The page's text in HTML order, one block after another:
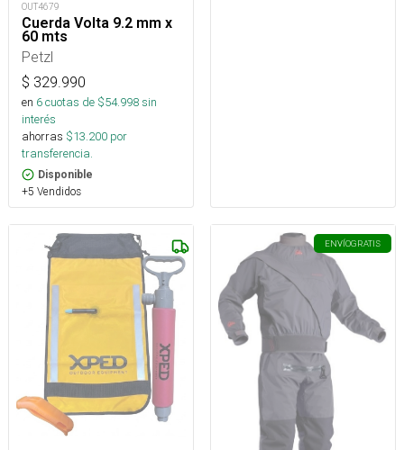
OUT4679
Cuerda Volta 9.2 mm x
60 mts
Petzl
$ 329.990
en 6cuotas de $54.998sin
interés
ahorras $13.200 por
transferencia.
Disponible
+5 Vendidos
ENVÍOGRATIS